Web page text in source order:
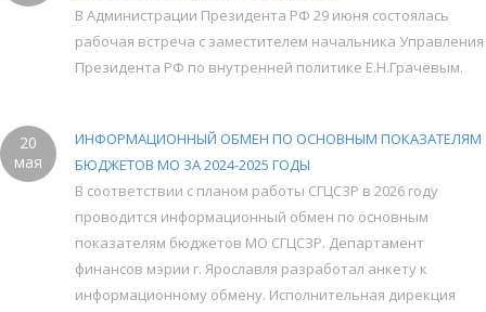
В Администрации Президента РФ 29 июня состоялась
рабочая встреча с заместителем начальника Управления
Президента РФ по внутренней политике Е.Н.Грачёвым.
20
мая
ИНФОРМАЦИОННЫЙ ОБМЕН ПО ОСНОВНЫМ ПОКАЗАТЕЛЯМ
БЮДЖЕТОВ МО ЗА 2024-2025 ГОДЫ
В соответствии с планом работы СГЦСЗР в 2026 году
проводится информационный обмен по основным
показателям бюджетов МО СГЦСЗР. Департамент
финансов мэрии г. Ярославля разработал анкету к
информационному обмену. Исполнительная дирекция